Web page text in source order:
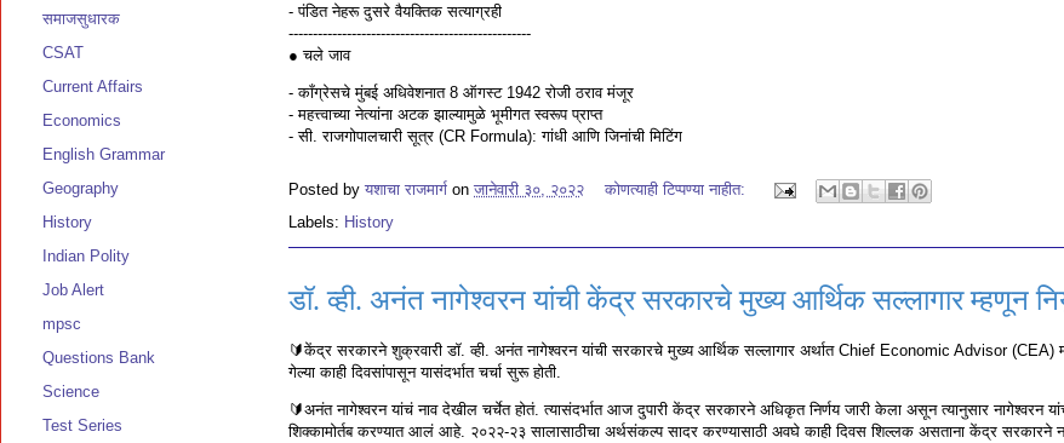
- पंडित नेहरू दुसरे वैयक्तिक सत्याग्रही
--------------------------------------------------
● चले जाव
- काँग्रेसचे मुंबई अधिवेशनात 8 ऑगस्ट 1942 रोजी ठराव मंजूर
- महत्त्वाच्या नेत्यांना अटक झाल्यामुळे भूमीगत स्वरूप प्राप्त
- सी. राजगोपालचारी सूत्र (CR Formula): गांधी आणि जिनांची मिटिंग
Posted by यशाचा राजमार्ग on जानेवारी ३०, २०२२
कोणत्याही टिप्पण्‍या नाहीत:
Labels: History
डॉ. व्ही. अनंत नागेश्वरन यांची केंद्र सरकारचे मुख्य आर्थिक सल्लागार म्हणून
🔰केंद्र सरकारने शुक्रवारी डॉ. व्ही. अनंत नागेश्वरन यांची सरकारचे मुख्य आर्थिक सल्लागार अर्थात Chief Economic Advisor (CEA)
गेल्या काही दिवसांपासून यासंदर्भात चर्चा सुरू होती.
🔰अनंत नागेश्वरन यांचं नाव देखील चर्चेत होतं. त्यासंदर्भात आज दुपारी केंद्र सरकारने अधिकृत निर्णय जारी केला असून त्यानुसार नागेश्वरन
शिक्कामोर्तब करण्यात आलं आहे. २०२२-२३ सालासाठीचा अर्थसंकल्प सादर करण्यासाठी अवघे काही दिवस शिल्लक असताना केंद्र सरकारने
समाजसुधारक
CSAT
Current Affairs
Economics
English Grammar
Geography
History
Indian Polity
Job Alert
mpsc
Questions Bank
Science
Test Series